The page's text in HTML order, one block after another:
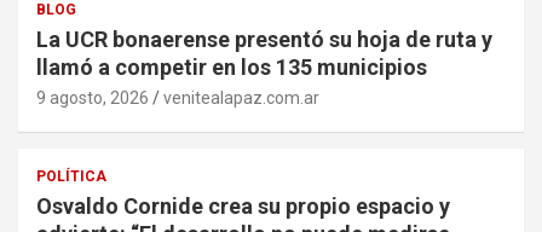
BLOG
La UCR bonaerense presentó su hoja de ruta y
llamó a competir en los 135 municipios
9 agosto, 2026 venitealapaz.com.ar
POLÍTICA
Osvaldo Cornide crea su propio espacio y